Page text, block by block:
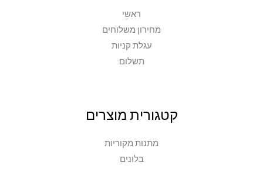
ראשי
מחירון משלוחים
עגלת קניות
תשלום
קטגורית מוצרים
מתנות מקוריות
בלונים